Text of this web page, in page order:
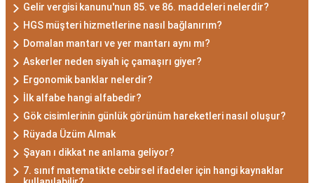
Gelir vergisi kanunu'nun 85. ve 86. maddeleri nelerdir?
HGS müşteri hizmetlerine nasıl bağlanırım?
Domalan mantarı ve yer mantarı aynı mı?
Askerler neden siyah iç çamaşırı giyer?
Ergonomik banklar nelerdir?
İlk alfabe hangi alfabedir?
Gök cisimlerinin günlük görünüm hareketleri nasıl oluşur?
Rüyada Üzüm Almak
Şayan ı dikkat ne anlama geliyor?
7. sınıf matematikte cebirsel ifadeler için hangi kaynaklar